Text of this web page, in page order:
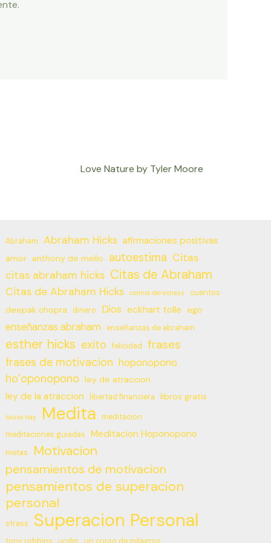
Love Nature by Tyler Moore
Abraham Abraham Hicks afirmaciones positivas
amor anthony de mello autoestima Citas
citas abraham hicks Citas de Abraham
Citas de Abraham Hicks control del estress cuentos
deepak chopra dinero Dios eckhart tolle ego
enseñanzas abraham enseñanzas de abraham
esther hicks exito felicidad frases
frases de motivacion hoponopono
ho’oponopono ley de atraccion
ley de la atraccion libertad financiera libros gratis
louise hay Medita
meditacion
meditaciones guiadas
Meditacion Hoponopono
metas Motivacion
pensamientos de motivacion
pensamientos de superacion
personal
stress Superacion Personal
tony robbins ucdm un curso de milagros